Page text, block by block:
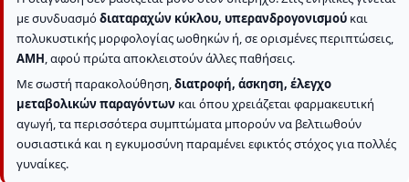
με συνδυασμόδιαταραχών κύκλου, υπερανδρογονισμού και
πολυκυστικής μορφολογίας ωοθηκών ή, σε ορισμένες περιπτώσεις,
AMH, αφού πρώτα αποκλειστούν άλλες παθήσεις.
Με σωστή παρακολούθηση,διατροφή, άσκηση, έλεγχο
μεταβολικών παραγόντων και όπου χρειάζεται φαρμακευτική
αγωγή, τα περισσότερα συμπτώματα μπορούν να βελτιωθούν
ουσιαστικά και η εγκυμοσύνη παραμένει εφικτός στόχος για πολλές
γυναίκες.